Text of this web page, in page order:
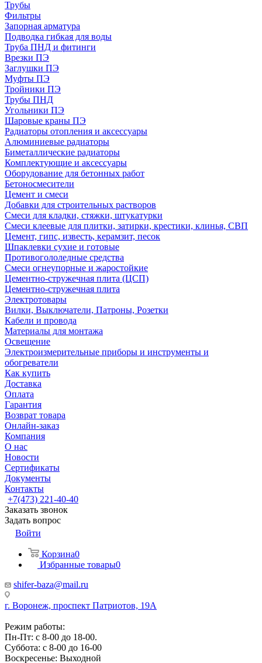
Трубы
Фильтры
Запорная арматура
Подводка гибкая для воды
Труба ПНД и фитинги
Врезки ПЭ
Заглушки ПЭ
Муфты ПЭ
Тройники ПЭ
Трубы ПНД
Угольники ПЭ
Шаровые краны ПЭ
Радиаторы отопления и аксессуары
Алюминиевые радиаторы
Биметаллические радиаторы
Комплектующие и аксессуары
Оборудование для бетонных работ
Бетоносмесители
Цемент и смеси
Добавки для строительных растворов
Смеси для кладки, стяжки, штукатурки
Смеси клеевые для плитки, затирки, крестики, клинья, СВП
Цемент, гипс, известь, керамзит, песок
Шпаклевки сухие и готовые
Противогололедные средства
Смеси огнеупорные и жаростойкие
Цементно-стружечная плита (ЦСП)
Цементно-стружечная плита
Электротовары
Вилки, Выключатели, Патроны, Розетки
Кабели и провода
Материалы для монтажа
Освещение
Электроизмерительные приборы и инструменты и
обогреватели
Как купить
Доставка
Оплата
Гарантия
Возврат товара
Онлайн-заказ
Компания
О нас
Новости
Сертификаты
Документы
Контакты
+7(473) 221-40-40
Заказать звонок
Задать вопрос
Войти
Корзина0
Избранные товары0
shifer-baza@mail.ru
г. Воронеж, проспект Патриотов, 19А
Режим работы:
Пн-Пт: с 8-00 до 18-00.
Суббота: с 8-00 до 16-00
Воскресенье: Выходной